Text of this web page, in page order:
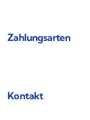
Zahlungsarten
Kontakt